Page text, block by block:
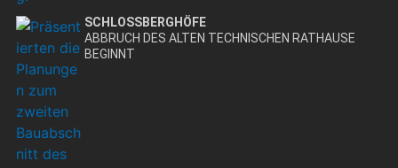
SCHLOSSBERGHÖFE
ABBRUCH DES ALTEN TECHNISCHEN RATHAUSE
BEGINNT